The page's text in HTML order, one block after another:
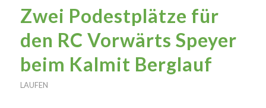
Zwei Podestplätze für
den RC Vorwärts Speyer
beim Kalmit Berglauf
LAUFEN